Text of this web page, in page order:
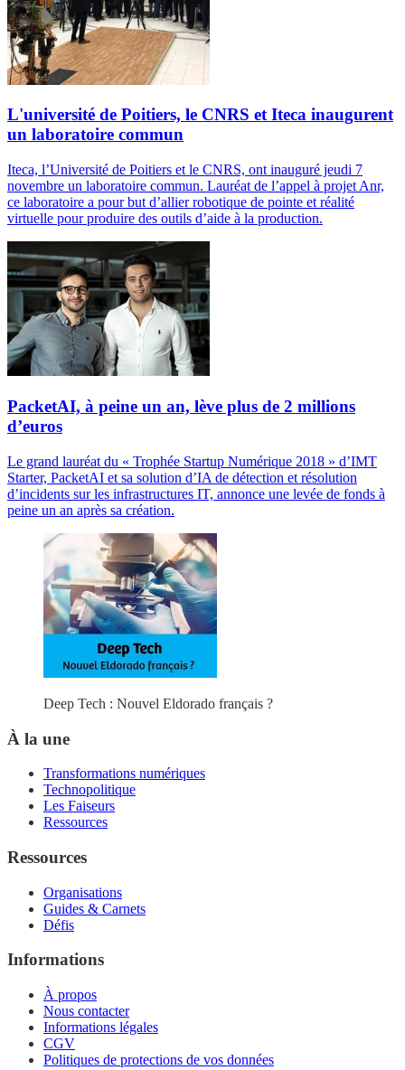
L'université de Poitiers, le CNRS et Iteca inaugurent
un laboratoire commun
Iteca, l’Université de Poitiers et le CNRS, ont inauguré jeudi 7
novembre un laboratoire commun. Lauréat de l’appel à projet Anr,
ce laboratoire a pour but d’allier robotique de pointe et réalité
virtuelle pour produire des outils d’aide à la production.
PacketAI, à peine un an, lève plus de 2 millions
d’euros
Le grand lauréat du « Trophée Startup Numérique 2018 » d’IMT
Starter, PacketAI et sa solution d’IA de détection et résolution
d’incidents sur les infrastructures IT, annonce une levée de fonds à
peine un an après sa création.
Deep Tech : Nouvel Eldorado français ?
À la une
Transformations numériques
Technopolitique
Les Faiseurs
Ressources
Ressources
Organisations
Guides & Carnets
Défis
Informations
À propos
Nous contacter
Informations légales
CGV
Politiques de protections de vos données